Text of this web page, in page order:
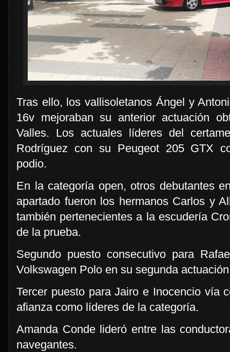
Tras ello, los vallisoletanos Ángel y
16v mejoraban su anterior actuación
Valles. Los actuales líderes del
Rodríguez con su Peugeot 205 GTX
podio.
En la categoría open, otros debutantes
apartado fueron los hermanos Carlos y
también pertenecientes a la escudería
de la prueba.
Segundo puesto consecutivo para
Volkswagen Polo en su segunda
Tercer puesto para Jairo e Inocencio vía
afianza como líderes de la categoría.
Amanda Conde lideró entre las
navegantes.